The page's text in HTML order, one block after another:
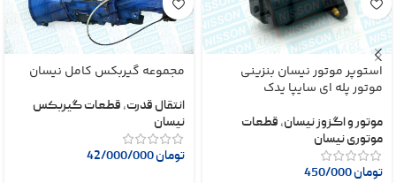
استوپر موتور نیسان بنزینی
موتور پله ای سایپا یدک
موتور و اگزوز نیسان, قطعات
موتوری نیسان
تومان
مجموعه گیربکس کامل نیسان
انتقال قدرت, قطعات گیربکس
نیسان
تومان